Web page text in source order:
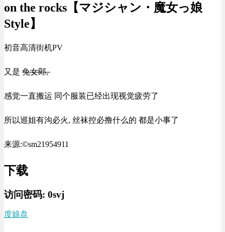
on the rocks【マジシャン・魔女っ娘
Style】
初音高清街机PV
又是 兔女郎,
感觉一直搬运 同个服装已经出现视觉疲劳了
所以巡姐有沟必火, 丝袜控必撸什么的 都是小事了
来源:©sm21954911
下载
访问密码: 0svj
度娘盘